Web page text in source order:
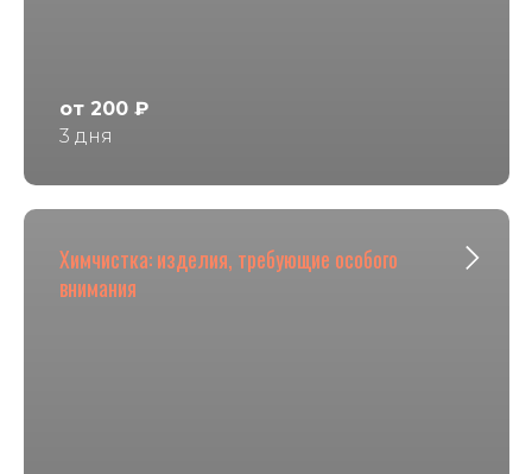
от 200 ₽
3 дня
Химчистка: изделия, требующие особого
внимания